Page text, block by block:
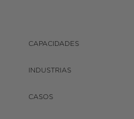
CAPACIDADES
INDUSTRIAS
CASOS